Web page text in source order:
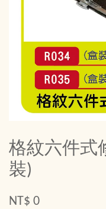
格紋六件式
裝)
NT$ 0